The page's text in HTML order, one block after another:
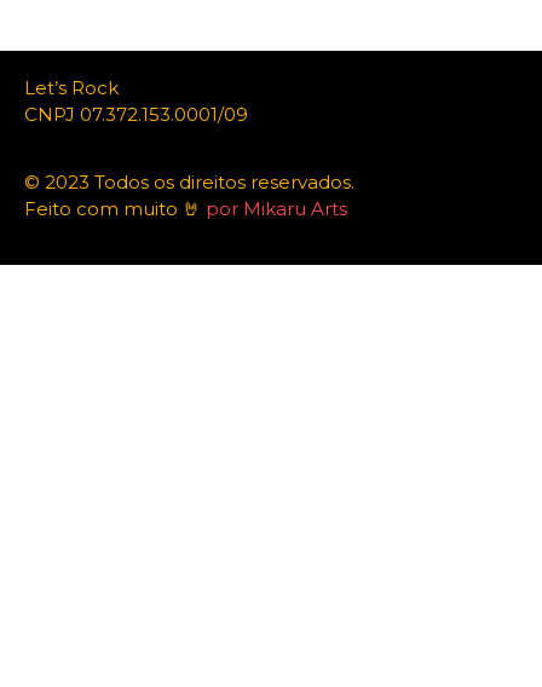
Let’s Rock
CNPJ 07.372.153.0001/09
© 2023 Todos os direitos reservados.
Feito com muito 🤘 por Mikaru Arts